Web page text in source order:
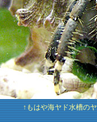
↑もはや海ヤド水槽の